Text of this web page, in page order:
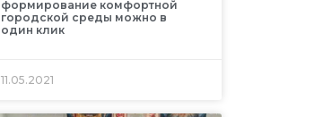
формирование комфортной
городской среды можно в
один клик
11.05.2021